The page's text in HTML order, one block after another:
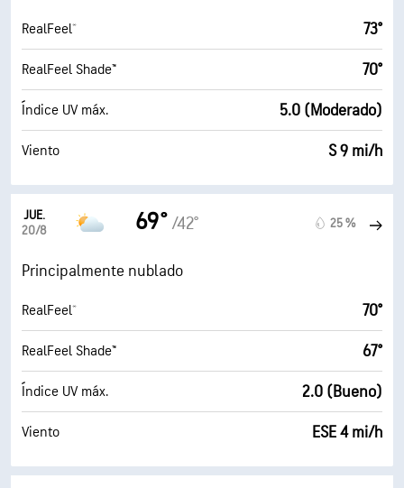
RealFeel® 73°
RealFeel Shade™ 70°
Índice UV máx. 5.0 (Moderado)
Viento S 9 mi/h
JUE.
20/8
69° /42° 25 %
Principalmente nublado
RealFeel® 70°
RealFeel Shade™ 67°
Índice UV máx. 2.0 (Bueno)
Viento ESE 4 mi/h